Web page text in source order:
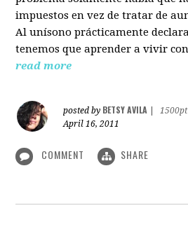
impuestos en vez de tratar de
Al unísono prácticamente
tenemos que aprender a vivir
read more
posted by BETSY AVILA
1500pt
April 16, 2011
COMMENT SHARE